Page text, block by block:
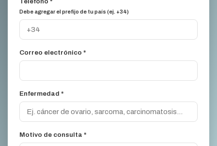
Debe agregar el prefijo de tu país (ej. +34)
Correo electrónico *
Enfermedad *
Motivo de consulta *